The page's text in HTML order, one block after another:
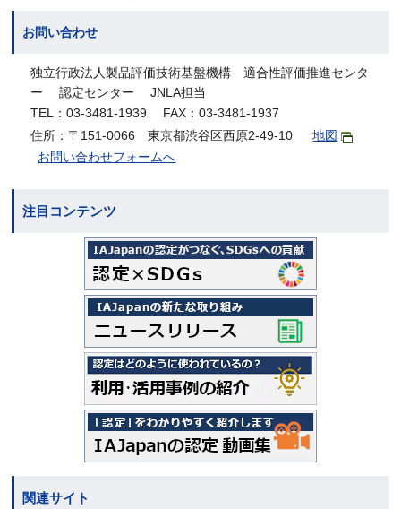
お問い合わせ
独立行政法人製品評価技術基盤機構 適合性評価推進センタ
ー 認定センター JNLA担当
TEL：03-3481-1939 FAX：03-3481-1937
住所：〒151-0066 東京都渋谷区西原2-49-10
地図
お問い合わせフォームへ
注目コンテンツ
関連サイト